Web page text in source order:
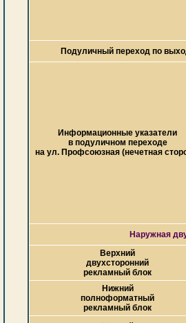
Подуличный переход по
Информационные указатели
в подуличном переходе
на ул. Профсоюзная (нечетная
Наружная
Верхний
двухсторонний
рекламный блок
Нижний
полноформатный
рекламный блок